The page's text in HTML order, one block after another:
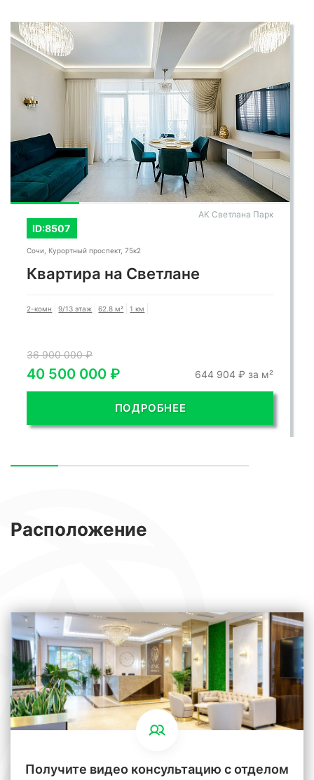
ID:8507
АК Светлана Парк
Сочи, Курортный проспект, 75к2
Квартира на Светлане
2-комн 9/13 этаж 62.8 м² 1 км
36 900 000 ₽
40 500 000 ₽ 644 904 ₽ за м²
ПОДРОБНЕЕ
Расположение
Получите видео консультацию с отделом